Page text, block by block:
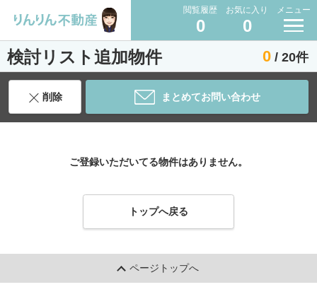
閲覧履歴
0
お気に入り
0
メニュー
検討リスト追加物件 0 / 20件
削除 まとめてお問い合わせ
ご登録いただいてる物件はありません。
トップへ戻る
ページトップへ